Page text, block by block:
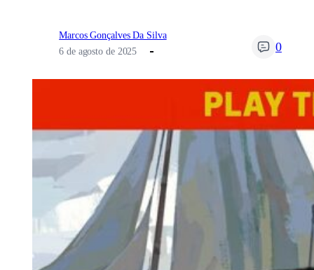
Marcos Gonçalves Da Silva
6 de agosto de 2025
0